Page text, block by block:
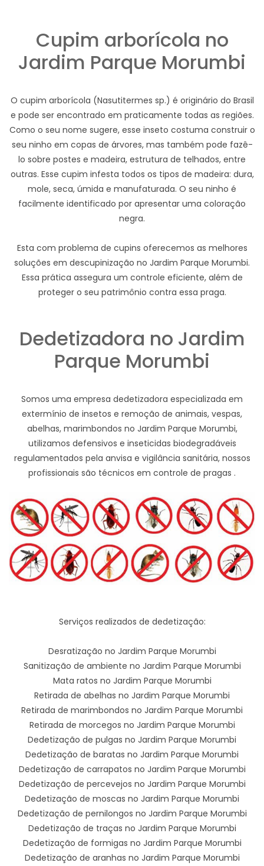
Cupim arborícola no
Jardim Parque Morumbi
O cupim arborícola (Nasutitermes sp.) é originário do Brasil
e pode ser encontrado em praticamente todas as regiões.
Como o seu nome sugere, esse inseto costuma construir o
seu ninho em copas de árvores, mas também pode fazê-
lo sobre postes e madeira, estrutura de telhados, entre
outras. Esse cupim infesta todos os tipos de madeira: dura,
mole, seca, úmida e manufaturada. O seu ninho é
facilmente identificado por apresentar uma coloração
negra.
Esta com problema de cupins oferecemos as melhores
soluções em descupinização no Jardim Parque Morumbi.
Essa prática assegura um controle eficiente, além de
proteger o seu patrimônio contra essa praga.
Dedetizadora no Jardim
Parque Morumbi
Somos uma empresa dedetizadora especializada em
extermínio de insetos e remoção de animais, vespas,
abelhas, marimbondos no Jardim Parque Morumbi,
utilizamos defensivos e inseticidas biodegradáveis
regulamentados pela anvisa e vigilância sanitária, nossos
profissionais são técnicos em controle de pragas .
Serviços realizados de dedetização:
Desratização no Jardim Parque Morumbi
Sanitização de ambiente no Jardim Parque Morumbi
Mata ratos no Jardim Parque Morumbi
Retirada de abelhas no Jardim Parque Morumbi
Retirada de marimbondos no Jardim Parque Morumbi
Retirada de morcegos no Jardim Parque Morumbi
Dedetização de pulgas no Jardim Parque Morumbi
Dedetização de baratas no Jardim Parque Morumbi
Dedetização de carrapatos no Jardim Parque Morumbi
Dedetização de percevejos no Jardim Parque Morumbi
Dedetização de moscas no Jardim Parque Morumbi
Dedetização de pernilongos no Jardim Parque Morumbi
Dedetização de traças no Jardim Parque Morumbi
Dedetização de formigas no Jardim Parque Morumbi
Dedetização de aranhas no Jardim Parque Morumbi